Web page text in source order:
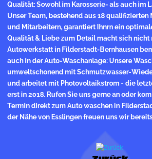
Qualität: Sowohl im Karosserie- als auch im
Unser Team, bestehend aus 18
und Mitarbeitern, garantiert Ihnrn ein
Qualität & Liebe zum Detail macht sich nicht
Autowerkstatt in Filderstadt-Bernhausen
auch in der Auto-Waschanlage: Unsere
umweltschonend mit Schmutzwasser-
und arbeitet mit Photovoltaikstrom - die
erst in 2018. Rufen Sie uns gerne an oder
Termin direkt zum Auto waschen in
der Nähe von Esslingen freuen uns wir